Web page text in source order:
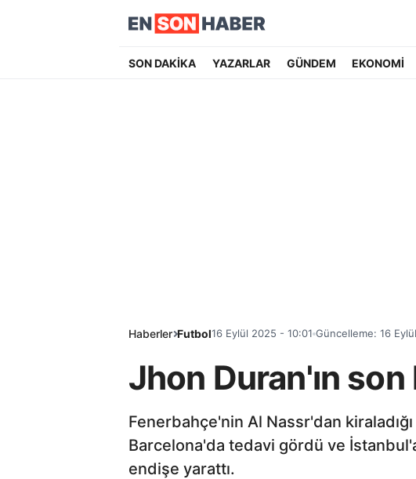
SON DAKİKA YAZARLAR GÜNDEM EKONOMİ
Haberler Futbol16 Eylül 2025 - 10:01 Güncelleme: 16
Jhon Duran'ın
Fenerbahçe'nin Al Nassr'dan
Barcelona'da tedavi gördü ve
endişe yarattı.